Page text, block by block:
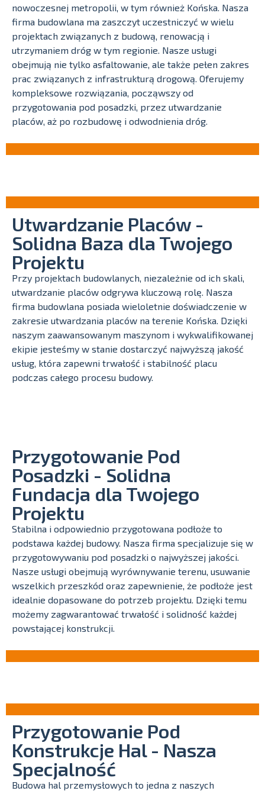
nowoczesnej metropolii, w tym również Końska. Nasza
firma budowlana ma zaszczyt uczestniczyć w wielu
projektach związanych z budową, renowacją i
utrzymaniem dróg w tym regionie. Nasze usługi
obejmują nie tylko asfaltowanie, ale także pełen zakres
prac związanych z infrastrukturą drogową. Oferujemy
kompleksowe rozwiązania, począwszy od
przygotowania pod posadzki, przez utwardzanie
placów, aż po rozbudowę i odwodnienia dróg.
Utwardzanie Placów -
Solidna Baza dla Twojego
Projektu
Przy projektach budowlanych, niezależnie od ich skali,
utwardzanie placów odgrywa kluczową rolę. Nasza
firma budowlana posiada wieloletnie doświadczenie w
zakresie utwardzania placów na terenie Końska. Dzięki
naszym zaawansowanym maszynom i wykwalifikowanej
ekipie jesteśmy w stanie dostarczyć najwyższą jakość
usług, która zapewni trwałość i stabilność placu
podczas całego procesu budowy.
Przygotowanie Pod
Posadzki - Solidna
Fundacja dla Twojego
Projektu
Stabilna i odpowiednio przygotowana podłoże to
podstawa każdej budowy. Nasza firma specjalizuje się w
przygotowywaniu pod posadzki o najwyższej jakości.
Nasze usługi obejmują wyrównywanie terenu, usuwanie
wszelkich przeszkód oraz zapewnienie, że podłoże jest
idealnie dopasowane do potrzeb projektu. Dzięki temu
możemy zagwarantować trwałość i solidność każdej
powstającej konstrukcji.
Przygotowanie Pod
Konstrukcje Hal - Nasza
Specjalność
Budowa hal przemysłowych to jedna z naszych